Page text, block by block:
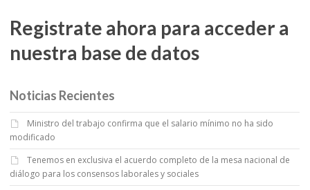
Registrate ahora para acceder a
nuestra base de datos
Noticias Recientes
Ministro del trabajo confirma que el salario mínimo no ha sido
modificado
Tenemos en exclusiva el acuerdo completo de la mesa nacional de
diálogo para los consensos laborales y sociales